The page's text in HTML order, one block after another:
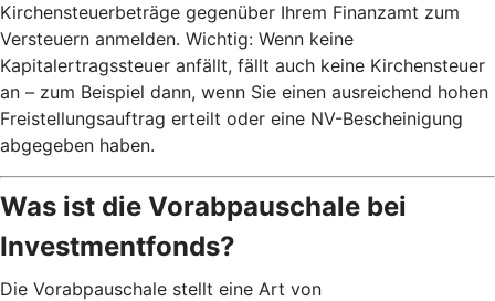
Kirchensteuerbeträge gegenüber Ihrem Finanzamt zum
Versteuern anmelden. Wichtig: Wenn keine
Kapitalertragssteuer anfällt, fällt auch keine Kirchensteuer
an – zum Beispiel dann, wenn Sie einen ausreichend hohen
Freistellungsauftrag erteilt oder eine NV-Bescheinigung
abgegeben haben.
Was ist die Vorabpauschale bei
Investmentfonds?
Die Vorabpauschale stellt eine Art von